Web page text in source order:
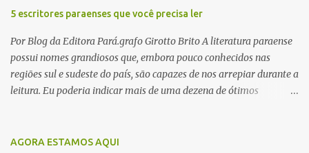
5 escritores paraenses que você precisa ler
Por Blog da Editora Pará.grafo Girotto Brito A literatura paraense
possui nomes grandiosos que, embora pouco conhecidos nas
regiões sul e sudeste do país, são capazes de nos arrepiar durante a
leitura. Eu poderia indicar mais de uma dezena de ótimos
1. Dalcídio Jurandir Nascido na cidade de Ponta de Pedras, Ilha do
AGORA ESTAMOS AQUI